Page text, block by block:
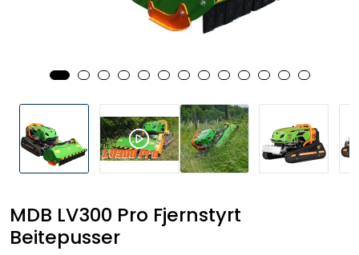
MDB LV300 Pro Fjernstyrt
Beitepusser
Motorsag
Elektriske Maskiner
Kataloger